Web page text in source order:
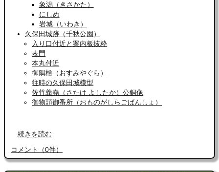
象潟（きさかた）
にしめ
岩城（いわき）
久保田城跡（千秋公園）
入り口付近と案内板抜粋
表門
本丸付近
御隅櫓（おすみやぐら）
往時の久保田城模型
佐竹義堯（さたけ よしたか）公銅像
御物頭御番所（おものがしらごばんしょ）
続きを読む
コメント （0件）